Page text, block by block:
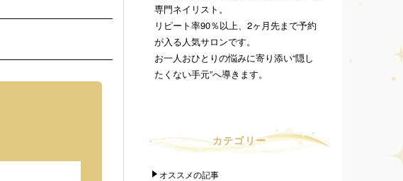
専門ネイリスト。
リピート率90％以上、2ヶ月先まで予約
が入る人気サロンです。
お一人おひとりの悩みに寄り添い“隠し
たくない手元”へ導きます。
カテゴリー
オススメの記事